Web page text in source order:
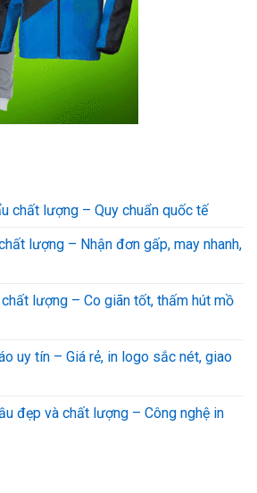
chất lượng – Quy chuẩn quốc tế
lượng – Nhận đơn gấp, may nhanh,
lượng – Co giãn tốt, thấm hút mồ
uy tín – Giá rẻ, in logo sắc nét, giao
đẹp và chất lượng – Công nghệ in